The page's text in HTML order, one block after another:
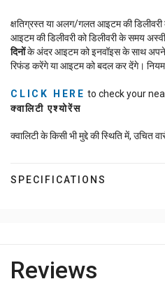
क्षतिग्रस्त या अलग/गलत आइटम की डिलीवरी
आइटम की डिलीवरी को डिलीवरी के समय
दिनोंके अंदर आइटम को इनवॉइस के साथ अपने
रिफंड करेंगे या आइटम को बदल कर देंगे। नियम
CLICK HERE to check your
क्वालिटी एश्योरेंस
क्वालिटी के किसी भी मुद्दे की स्थिति में, उचित
SPECIFICATIONS
Reviews